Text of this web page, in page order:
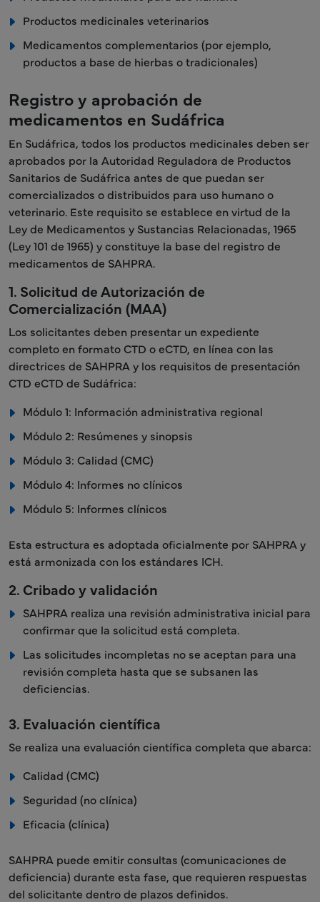
Productos medicinales veterinarios
Medicamentos complementarios (por ejemplo,
productos a base de hierbas o tradicionales)
Registro y aprobación de
medicamentos en Sudáfrica
En Sudáfrica, todos los productos medicinales deben ser
aprobados por la Autoridad Reguladora de Productos
Sanitarios de Sudáfrica antes de que puedan ser
comercializados o distribuidos para uso humano o
veterinario. Este requisito se establece en virtud de la
Ley de Medicamentos y Sustancias Relacionadas, 1965
(Ley 101 de 1965) y constituye la base del registro de
medicamentos de SAHPRA.
1. Solicitud de Autorización de
Comercialización (MAA)
Los solicitantes deben presentar un expediente
completo en formato CTD o eCTD, en línea con las
directrices de SAHPRA y los requisitos de presentación
CTD eCTD de Sudáfrica:
Módulo 1: Información administrativa regional
Módulo 2: Resúmenes y sinopsis
Módulo 3: Calidad (CMC)
Módulo 4: Informes no clínicos
Módulo 5: Informes clínicos
Esta estructura es adoptada oficialmente por SAHPRA y
está armonizada con los estándares ICH.
2. Cribado y validación
SAHPRA realiza una revisión administrativa inicial para
confirmar que la solicitud está completa.
Las solicitudes incompletas no se aceptan para una
revisión completa hasta que se subsanen las
deficiencias.
3. Evaluación científica
Se realiza una evaluación científica completa que abarca:
Calidad (CMC)
Seguridad (no clínica)
Eficacia (clínica)
SAHPRA puede emitir consultas (comunicaciones de
deficiencia) durante esta fase, que requieren respuestas
del solicitante dentro de plazos definidos.